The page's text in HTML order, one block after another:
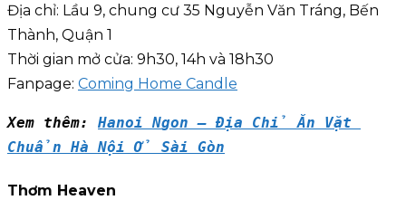
Địa chỉ: Lầu 9, chung cư 35 Nguyễn Văn Tráng, Bến
Thành, Quận 1
Thời gian mở cửa: 9h30, 14h và 18h30
Fanpage: Coming Home Candle
Xem thêm: Hanoi Ngon – Địa Chỉ Ăn Vặt
Chuẩn Hà Nội Ở Sài Gòn
Thơm Heaven